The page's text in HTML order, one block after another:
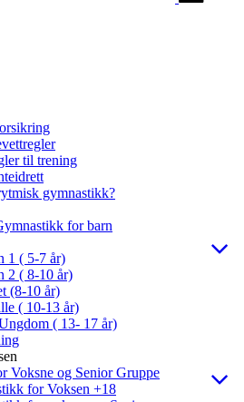
til trening
gymnastikk?
for barn
1 ( 5-7 år)
2 ( 8-10 år)
(8-10 år)
( 10-13 år)
( 13- 17 år)
Voksne og Senior Gruppe
for Voksen +18